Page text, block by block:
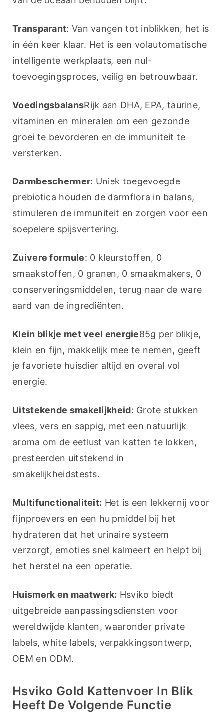
Transparant: Van vangen tot inblikken, het is
in één keer klaar. Het is een volautomatische
intelligente werkplaats, een nul-
toevoegingsproces, veilig en betrouwbaar.
VoedingsbalansRijk aan DHA, EPA, taurine,
vitaminen en mineralen om een gezonde
groei te bevorderen en de immuniteit te
versterken.
Darmbeschermer: Uniek toegevoegde
prebiotica houden de darmflora in balans,
stimuleren de immuniteit en zorgen voor een
soepelere spijsvertering.
Zuivere formule: 0 kleurstoffen, 0
smaakstoffen, 0 granen, 0 smaakmakers, 0
conserveringsmiddelen, terug naar de ware
aard van de ingrediënten.
Klein blikje met veel energie85g per blikje,
klein en fijn, makkelijk mee te nemen, geeft
je favoriete huisdier altijd en overal vol
energie.
Uitstekende smakelijkheid: Grote stukken
vlees, vers en sappig, met een natuurlijk
aroma om de eetlust van katten te lokken,
presteerden uitstekend in
smakelijkheidstests.
Multifunctionaliteit: Het is een lekkernij voor
fijnproevers en een hulpmiddel bij het
hydrateren dat het urinaire systeem
verzorgt, emoties snel kalmeert en helpt bij
het herstel na een operatie.
Huismerk en maatwerk: Hsviko biedt
uitgebreide aanpassingsdiensten voor
wereldwijde klanten, waaronder private
labels, white labels, verpakkingsontwerp,
OEM en ODM.
Hsviko Gold Kattenvoer In Blik
Heeft De Volgende Functie